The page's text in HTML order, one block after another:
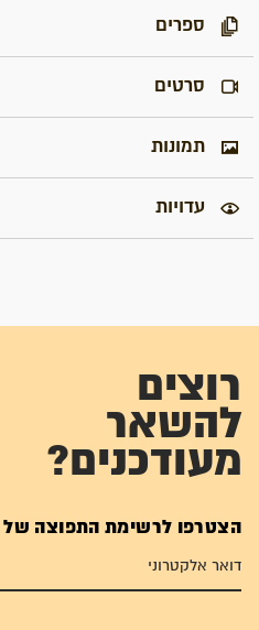
ספרים
סרטים
תמונות
עדויות
רוצים
להשאר
מעודכנים?
הצטרפו לרשימת התפוצה של